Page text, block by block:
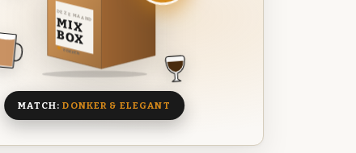
DEZE MAAND
MIX
BOX
8 BIEREN
MATCH:DONKER & ELEGANT